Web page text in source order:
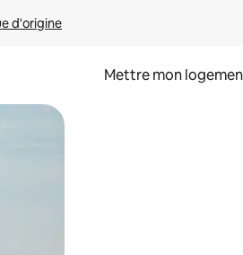
d'origine
Mettre mon